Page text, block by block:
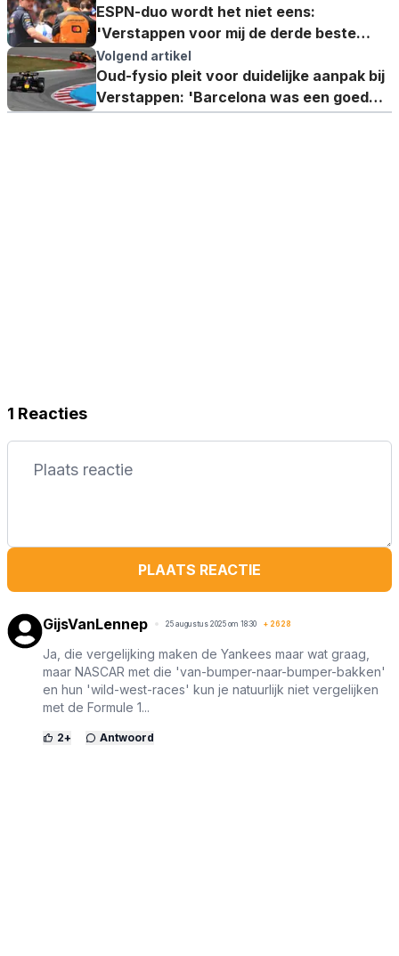
ESPN-duo wordt het niet eens:
'Verstappen voor mij de derde beste
coureur van het seizoen'
Volgend artikel
Oud-fysio pleit voor duidelijke aanpak bij
Verstappen: 'Barcelona was een goed
voorbeeld'
1 Reacties
PLAATS REACTIE
GijsVanLennep 25 augustus 2025 om 18:30 + 2628
Ja, die vergelijking maken de Yankees maar wat graag,
maar NASCAR met die 'van-bumper-naar-bumper-bakken'
en hun 'wild-west-races' kun je natuurlijk niet vergelijken
met de Formule 1...
2+ Antwoord